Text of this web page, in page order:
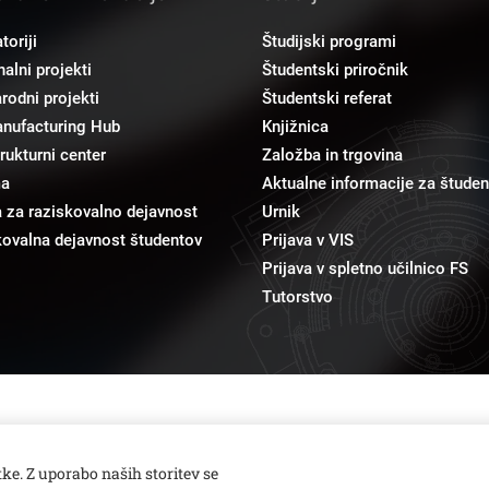
projekti
projekti
Hub
center
za raziskovalno dejavnost
dejavnost študentov
Študijski programi
Študentski priročnik
Študentski referat
Knjižnica
Založba in trgovina
Aktualne informacije za
Urnik
Prijava v VIS
Prijava v spletno učilnico FS
Tutorstvo
Z uporabo naših storitev se